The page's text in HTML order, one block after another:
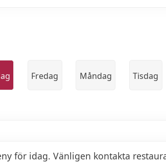
Fredag Måndag Tisdag
för idag. Vänligen kontakta